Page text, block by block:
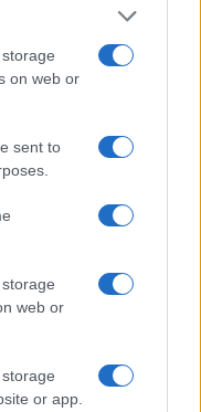
on web or
sent to
web or
or app.
i fondatori restano